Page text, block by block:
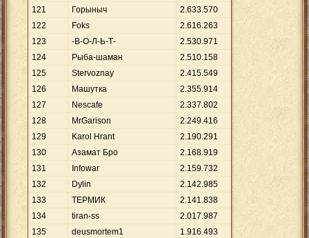
121
Гоpыныч 2.633.570
122
Foks 2.616.263
123
-В-О-Л-Ь-Т- 2.530.971
124
Рыба-шаман 2.510.158
125
Stervoznay 2.415.549
126
Машутка 2.355.914
127
Nescafe 2.337.802
128
MrGarison 2.249.416
129
Karol Hrant 2.190.291
130
Азамат Бро 2.168.919
131
Infowar 2.159.732
132
Dylin 2.142.985
133
ТЕРМИК 2.141.838
134
tiran-ss 2.017.987
135
deusmortem1 1.916.493